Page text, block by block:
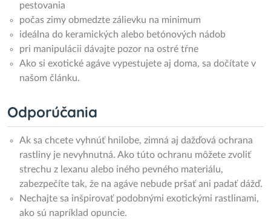
pestovania
počas zimy obmedzte zálievku na minimum
ideálna do keramických alebo betónových nádob
pri manipulácii dávajte pozor na ostré tŕne
Ako si exotické agáve vypestujete aj doma, sa dočítate v
našom článku.
Odporúčania
Ak sa chcete vyhnúť hnilobe, zimná aj dažďová ochrana
rastliny je nevyhnutná. Ako túto ochranu môžete zvoliť
strechu z lexanu alebo iného pevného materiálu,
zabezpečíte tak, že na agáve nebude pršať ani padať dážď.
Nechajte sa inšpirovať podobnými exotickými rastlinami,
ako sú napríklad opuncie.